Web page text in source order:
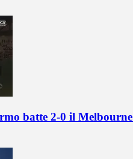
batte 2-0 il